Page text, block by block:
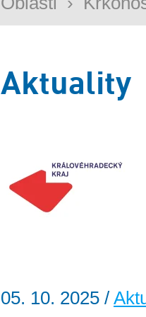
Aktuality
05. 10. 2025 /